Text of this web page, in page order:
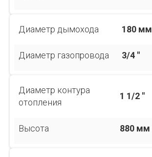
Диаметр дымохода 180 мм
Диаметр газопровода 3/4 "
Диаметр контура
отопления
1 1/2 "
Высота 880 мм